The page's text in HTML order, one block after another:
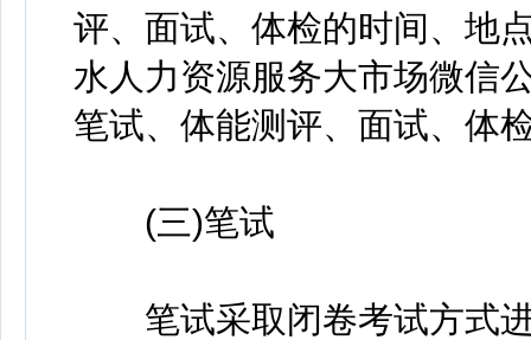
评、面试、体检的时间、地
水人力资源服务大市场微信
笔试、体能测评、面试、体
(三)笔试
笔试采取闭卷考试方式进